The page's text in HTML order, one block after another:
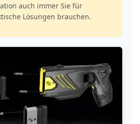
auch immer Sie für
Lösungen brauchen.